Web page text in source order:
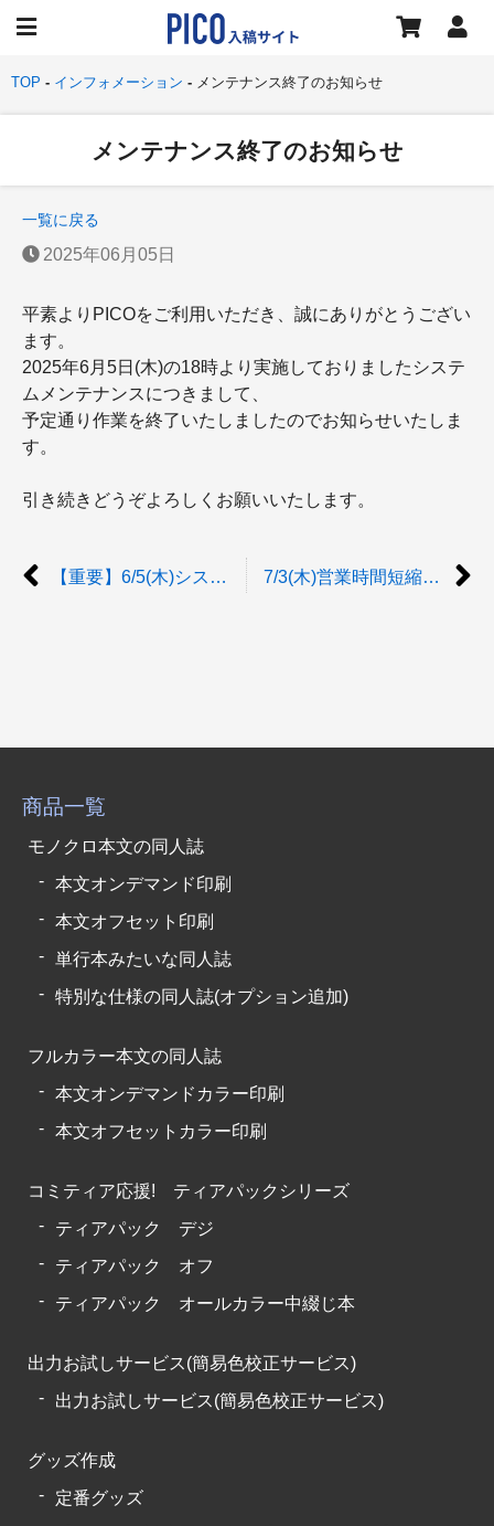
TOP インフォメーション メンテナンス終了のお知らせ
メンテナンス終了のお知らせ
一覧に戻る
2025年06月05日
平素よりPICOをご利用いただき、誠にありがとうござい
ます。
2025年6月5日(木)の18時より実施しておりましたシステ
ムメンテナンスにつきまして、
予定通り作業を終了いたしましたのでお知らせいたしま
す。
引き続きどうぞよろしくお願いいたします。
【重要】6/5(木)システムメンテナンスのお知らせ 7/3(木)営業時間短縮のお知らせ
商品一覧
モノクロ本文の同人誌
本文オンデマンド印刷
本文オフセット印刷
単行本みたいな同人誌
特別な仕様の同人誌(オプション追加)
フルカラー本文の同人誌
本文オンデマンドカラー印刷
本文オフセットカラー印刷
コミティア応援! ティアパックシリーズ
ティアパック デジ
ティアパック オフ
ティアパック オールカラー中綴じ本
出力お試しサービス(簡易色校正サービス)
出力お試しサービス(簡易色校正サービス)
グッズ作成
定番グッズ